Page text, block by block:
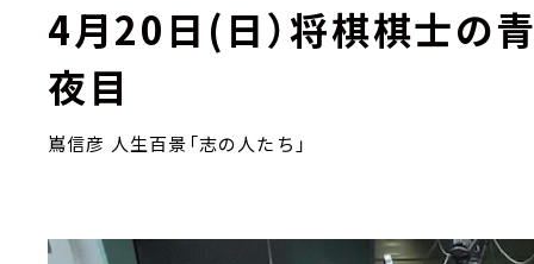
4月20日(日）将棋棋士の
夜目
嶌信彦 人生百景「志の人たち」